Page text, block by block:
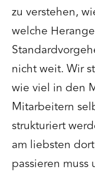
zu verstehen,
welche
nicht weit. Wir
wie viel in den
Mitarbeitern
strukturiert
am liebsten
passieren